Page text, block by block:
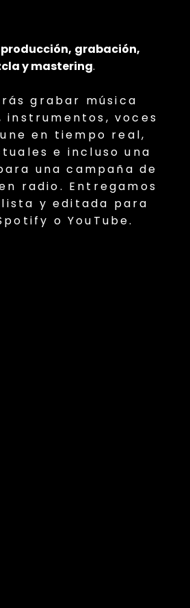
producción, grabación,
y mastering.
grabar música
instrumentos,voces
en tiempo real,
e incluso una
una campaña de
radio. Entregamos
y editada para
o YouTube.